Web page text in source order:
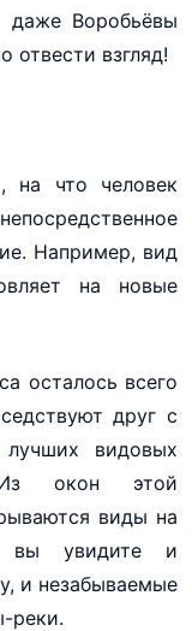
Воробьёвы
отвести взгляд!
на что человек
Например, вид
на новые
осталось всего
друг с
видовых
окон этой
виды на
вы увидите и
и незабываемые
реки.